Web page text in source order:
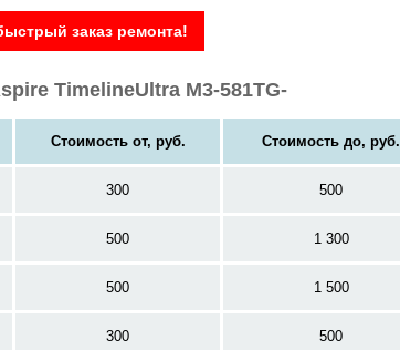
заказ ремонта!
TimelineUltra M3-581TG-
Стоимость от, руб. Стоимость до, руб.
300 500
500 1 300
500 1 500
300 500